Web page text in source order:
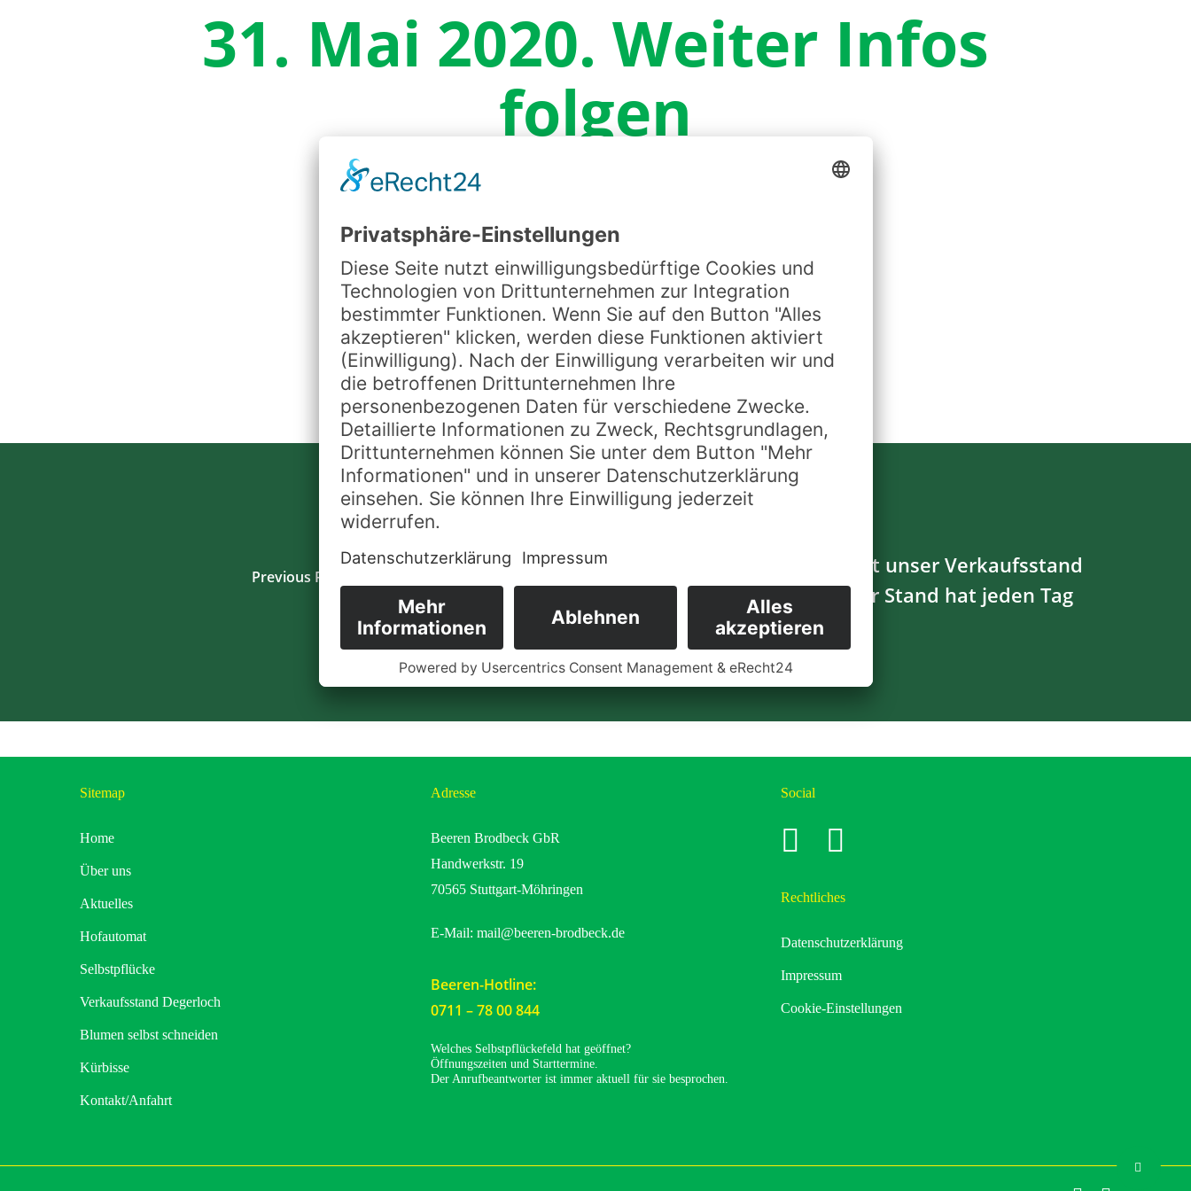
31. Mai 2020. Weiter Infos
folgen
By
Previous Post
Am Sonntag öffnet unser Verkaufsstand
in Büsnau… Dieser Stand hat jeden Tag
geöffnet!!!
Share
Sitemap
Home
Über uns
Aktuelles
Hofautomat
Selbstpflücke
Verkaufsstand Degerloch
Blumen selbst schneiden
Kürbisse
Kontakt/Anfahrt
Adresse
Beeren Brodbeck GbR
Handwerkstr. 19
70565 Stuttgart-Möhringen
E-Mail: mail@beeren-brodbeck.de
Beeren-Hotline:
0711 – 78 00 844
Welches Selbstpflückefeld hat geöffnet?
Öffnungszeiten und Starttermine.
Der Anrufbeantworter ist immer aktuell für sie besprochen.
Social
Rechtliches
Datenschutzerklärung
Impressum
Cookie-Einstellungen